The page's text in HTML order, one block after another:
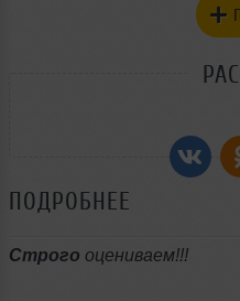
ПОДРОБНЕЕ
Строго оцениваем!!!